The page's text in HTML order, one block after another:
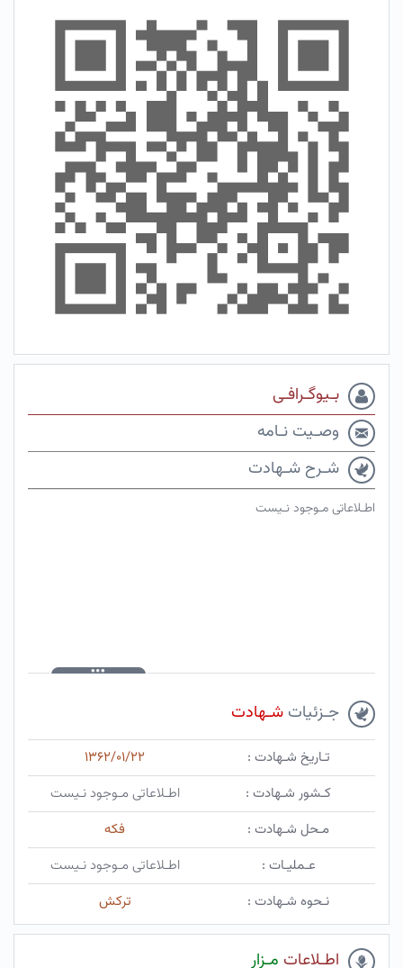
بـیوگـرافـی
وصـیت نـامه
شـرح شـهادت
اطـلاعاتی مـوجود نـیست
جـزئیات شـهادت
تـاریخ شـهادت :
۱۳۶۲/۰۱/۲۲
کـشور شـهادت :
اطـلاعاتی مـوجود نـیست
مـحل شـهادت :
فکه
عـملیـات :
اطـلاعاتی مـوجود نـیست
نـحوه شـهادت :
ترکش
اطـلاعات مـزار